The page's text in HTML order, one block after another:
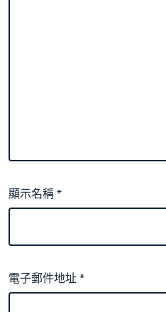
顯示名稱*
電子郵件地址*